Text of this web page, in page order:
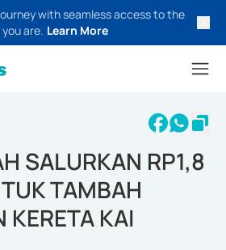
with seamless access to the
are. Learn More
SALURKAN RP1,8
TAMBAH
KERETA KAI